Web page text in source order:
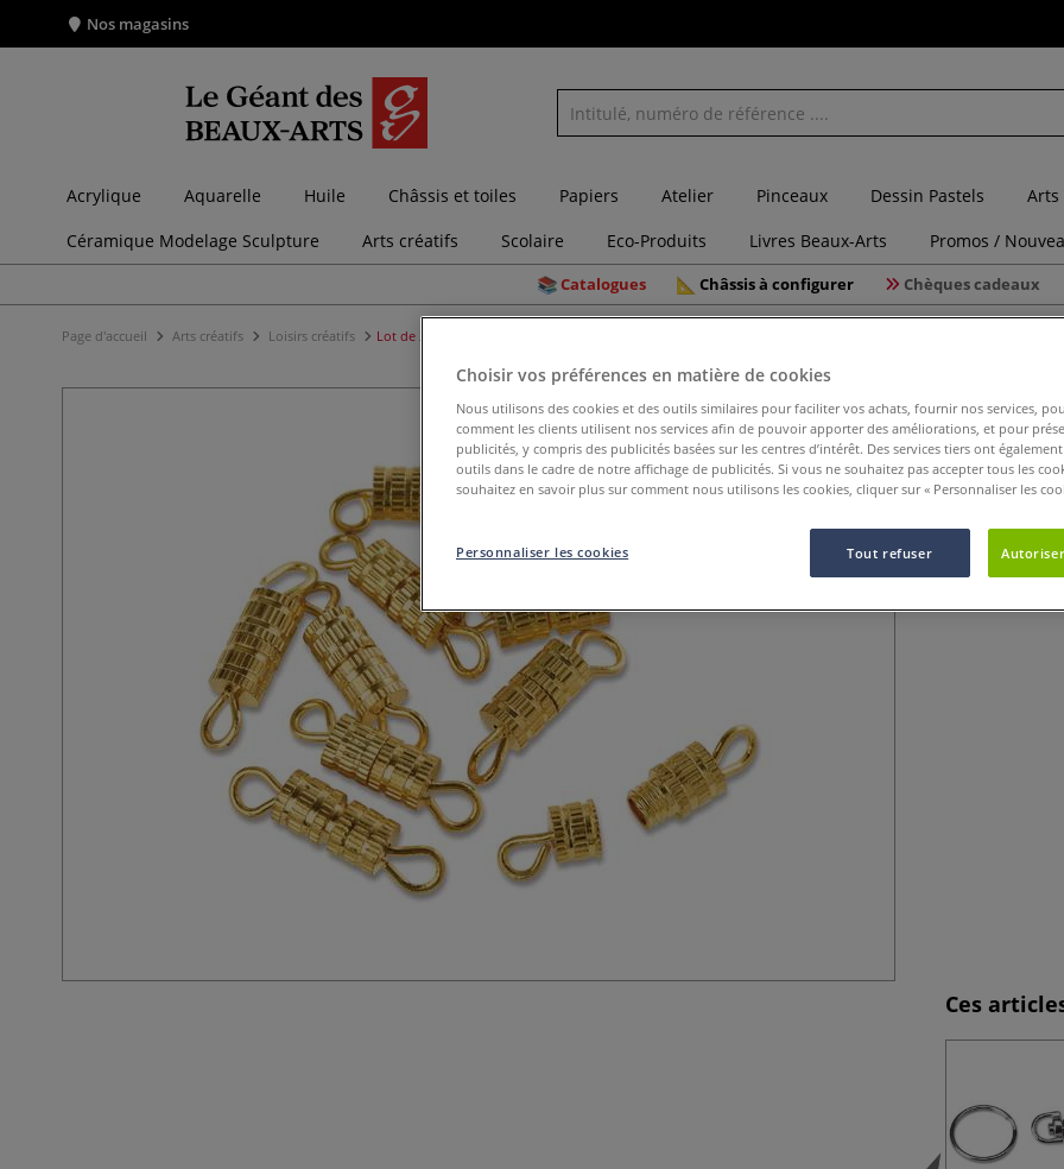
Nos magasins
Acrylique Aquarelle Huile Châssis et toiles Papiers Atelier Pinceaux Dessin Pastels Arts
Céramique Modelage Sculpture
Arts créatifs Scolaire Eco-Produits Livres Beaux-Arts Promos /
Catalogues Châssis à configurer Chèques cadeaux
Page d'accueil Arts créatifs Loisirs créatifs Lot de 20 fermoirs à vis
Lot de
Lot de 20
Ces
Choisir vos préférences en matière de cookies
Nous utilisons des cookies et des outils similaires pour faciliter vos achats, fournir nos services,
comment les clients utilisent nos services afin de pouvoir apporter des améliorations, et pour
publicités, y compris des publicités basées sur les centres d’intérêt. Des services tiers ont
outils dans le cadre de notre affichage de publicités. Si vous ne souhaitez pas accepter tous les
souhaitez en savoir plus sur comment nous utilisons les cookies, cliquer sur « Personnaliser les
Tout refuser
Personnaliser les cookies